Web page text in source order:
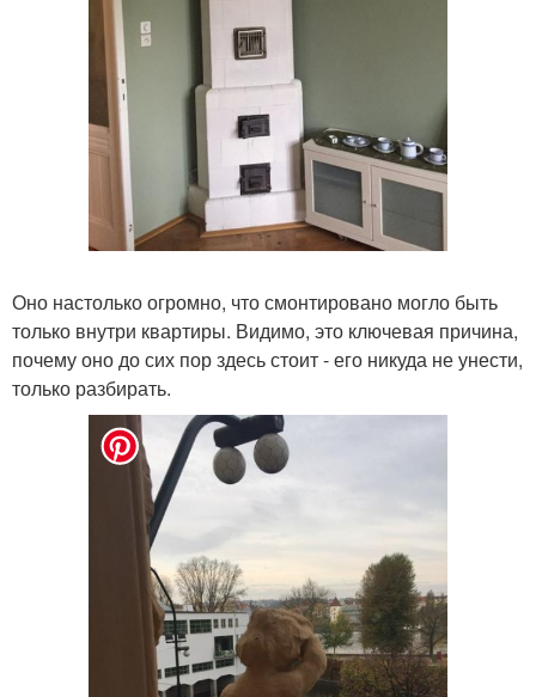
Оно настолько огромно, что смонтировано могло быть
только внутри квартиры. Видимо, это ключевая причина,
почему оно до сих пор здесь стоит - его никуда не унести,
только разбирать.